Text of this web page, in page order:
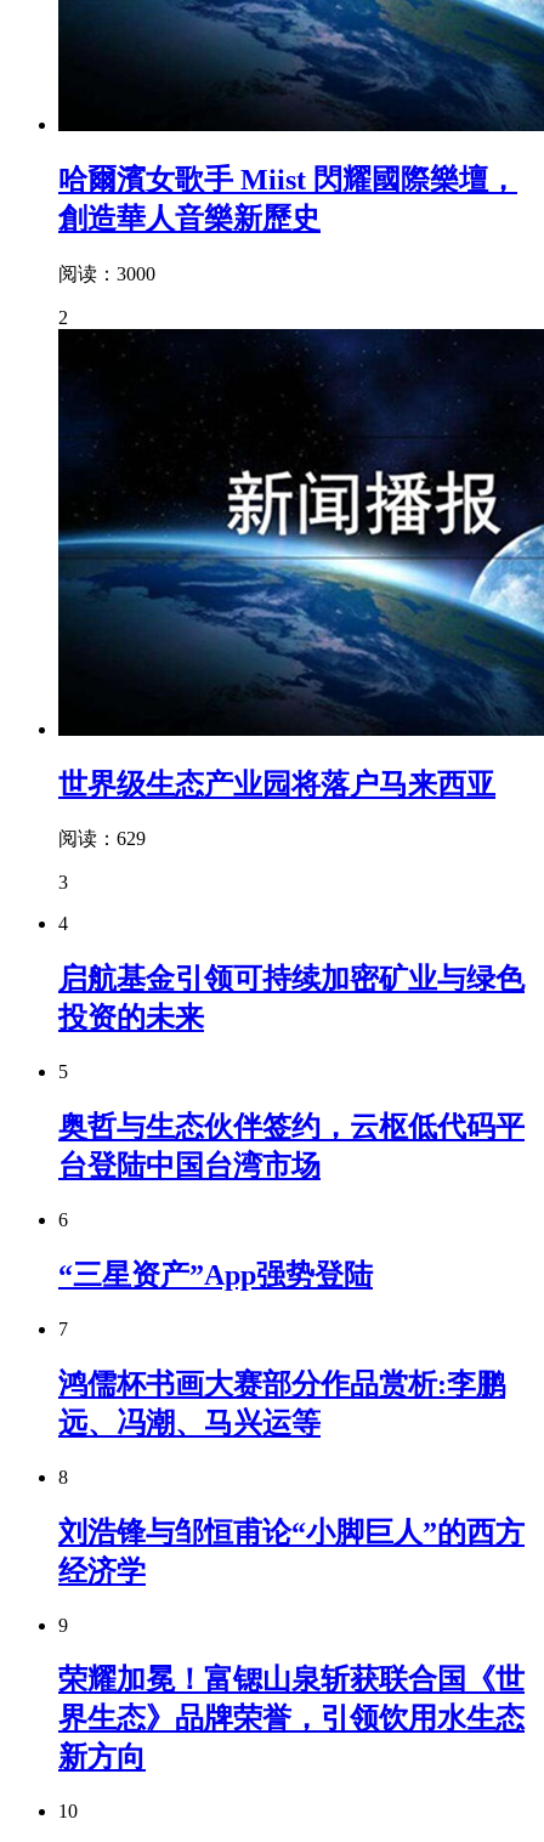
哈爾濱女歌手 Miist 閃耀國際樂壇，
創造華人音樂新歷史
阅读：3000
2
世界级生态产业园将落户马来西亚
阅读：629
3
4
启航基金引领可持续加密矿业与绿色
投资的未来
5
奥哲与生态伙伴签约，云枢低代码平
台登陆中国台湾市场
6
“三星资产”App强势登陆
7
鸿儒杯书画大赛部分作品赏析:李鹏
远、冯潮、马兴运等
8
刘浩锋与邹恒甫论“小脚巨人”的西方
经济学
9
荣耀加冕！富锶山泉斩获联合国《世
界生态》品牌荣誉，引领饮用水生态
新方向
10